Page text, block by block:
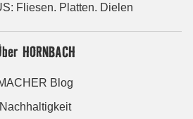
Fliesen. Platten. Dielen
HORNBACH
Blog
Nachhaltigkeit